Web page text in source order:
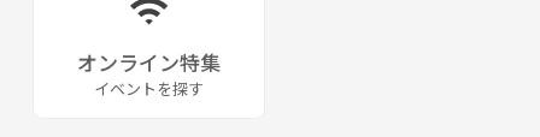
オンライン特集
イベントを探す